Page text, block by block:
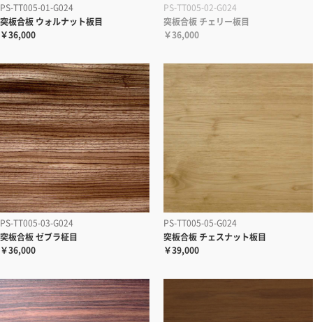
PS-TT005-01-G024
突板合板 ウォルナット板目
￥36,000
PS-TT005-02-G024
突板合板 チェリー板目
￥36,000
PS-TT005-03-G024
突板合板 ゼブラ柾目
￥36,000
PS-TT005-05-G024
突板合板 チェスナット板目
￥39,000